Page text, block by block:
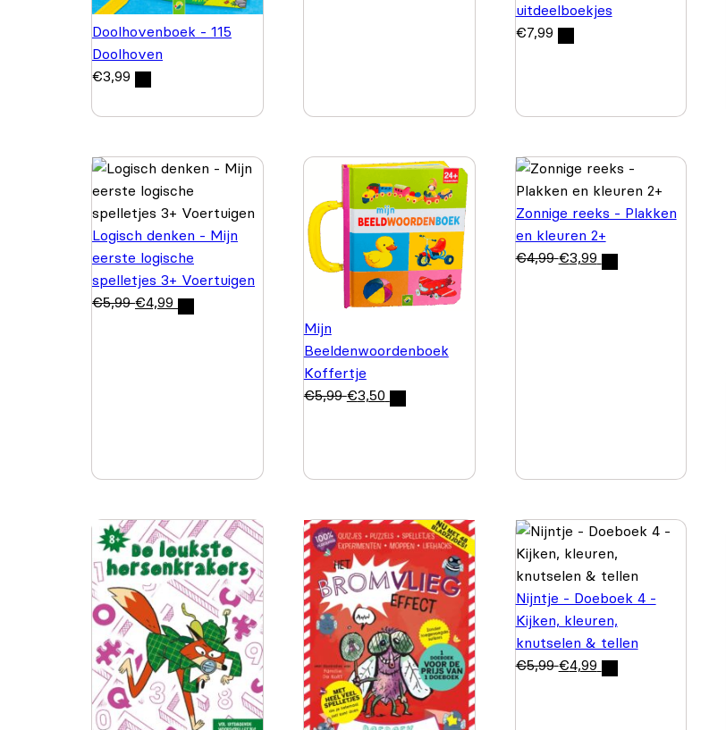
Doolhovenboek - 115
Doolhoven
€3,99
uitdeelboekjes
€7,99
Logisch denken - Mijn
eerste logische
spelletjes 3+ Voertuigen
€5,99 €4,99
Mijn
Beeldenwoordenboek
Koffertje
€5,99 €3,50
Zonnige reeks - Plakken
en kleuren 2+
€4,99 €3,99
Nijntje - Doeboek 4 -
Kijken, kleuren,
knutselen & tellen
€5,99 €4,99